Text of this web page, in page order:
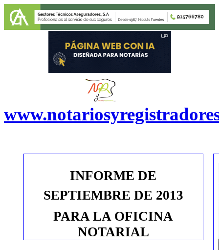
INFORME DE
SEPTIEMBRE DE 2013
PARA LA OFICINA
NOTARIAL